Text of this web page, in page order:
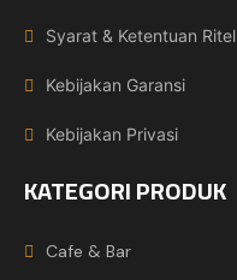
Syarat & Ketentuan Ritel
Kebijakan Garansi
Kebijakan Privasi
KATEGORI PRODUK
Cafe & Bar